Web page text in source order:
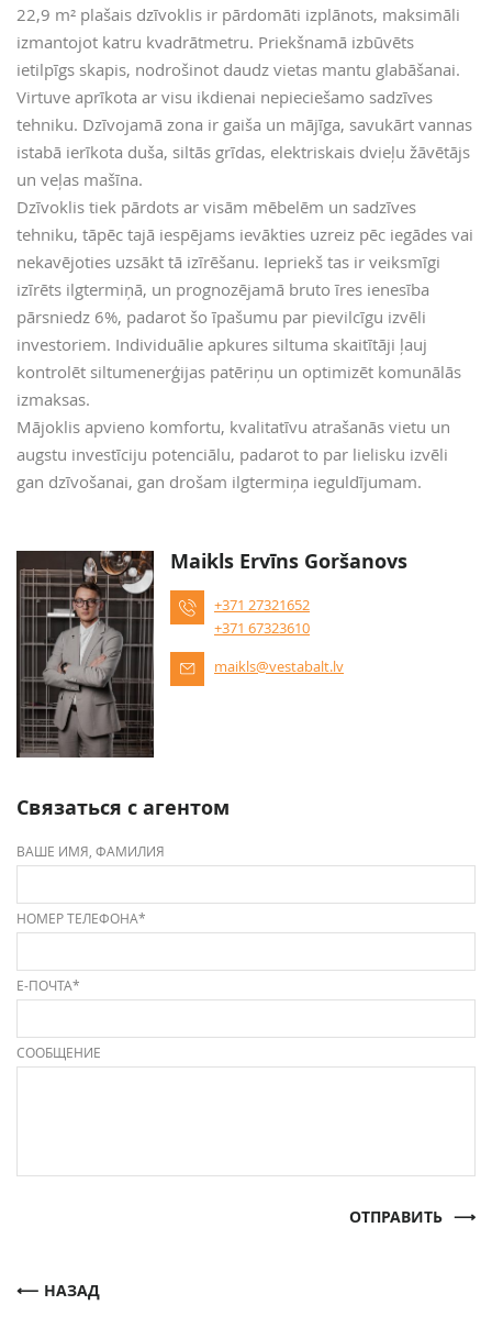
22,9 m² plašais dzīvoklis ir pārdomāti izplānots, maksimāli
izmantojot katru kvadrātmetru. Priekšnamā izbūvēts
ietilpīgs skapis, nodrošinot daudz vietas mantu glabāšanai.
Virtuve aprīkota ar visu ikdienai nepieciešamo sadzīves
tehniku. Dzīvojamā zona ir gaiša un mājīga, savukārt vannas
istabā ierīkota duša, siltās grīdas, elektriskais dvieļu žāvētājs
un veļas mašīna.
Dzīvoklis tiek pārdots ar visām mēbelēm un sadzīves
tehniku, tāpēc tajā iespējams ievākties uzreiz pēc iegādes vai
nekavējoties uzsākt tā izīrēšanu. Iepriekš tas ir veiksmīgi
izīrēts ilgtermiņā, un prognozējamā bruto īres ienesība
pārsniedz 6%, padarot šo īpašumu par pievilcīgu izvēli
investoriem. Individuālie apkures siltuma skaitītāji ļauj
kontrolēt siltumenerģijas patēriņu un optimizēt komunālās
izmaksas.
Mājoklis apvieno komfortu, kvalitatīvu atrašanās vietu un
augstu investīciju potenciālu, padarot to par lielisku izvēli
gan dzīvošanai, gan drošam ilgtermiņa ieguldījumam.
Maikls Ervīns Goršanovs
+371 27321652
+371 67323610
maikls@vestabalt.lv
Связаться с агентом
ВАШЕ ИМЯ, ФАМИЛИЯ
НОМЕР ТЕЛЕФОНА*
Е-ПОЧТА*
СООБЩЕНИЕ
ОТПРАВИТЬ
НАЗАД